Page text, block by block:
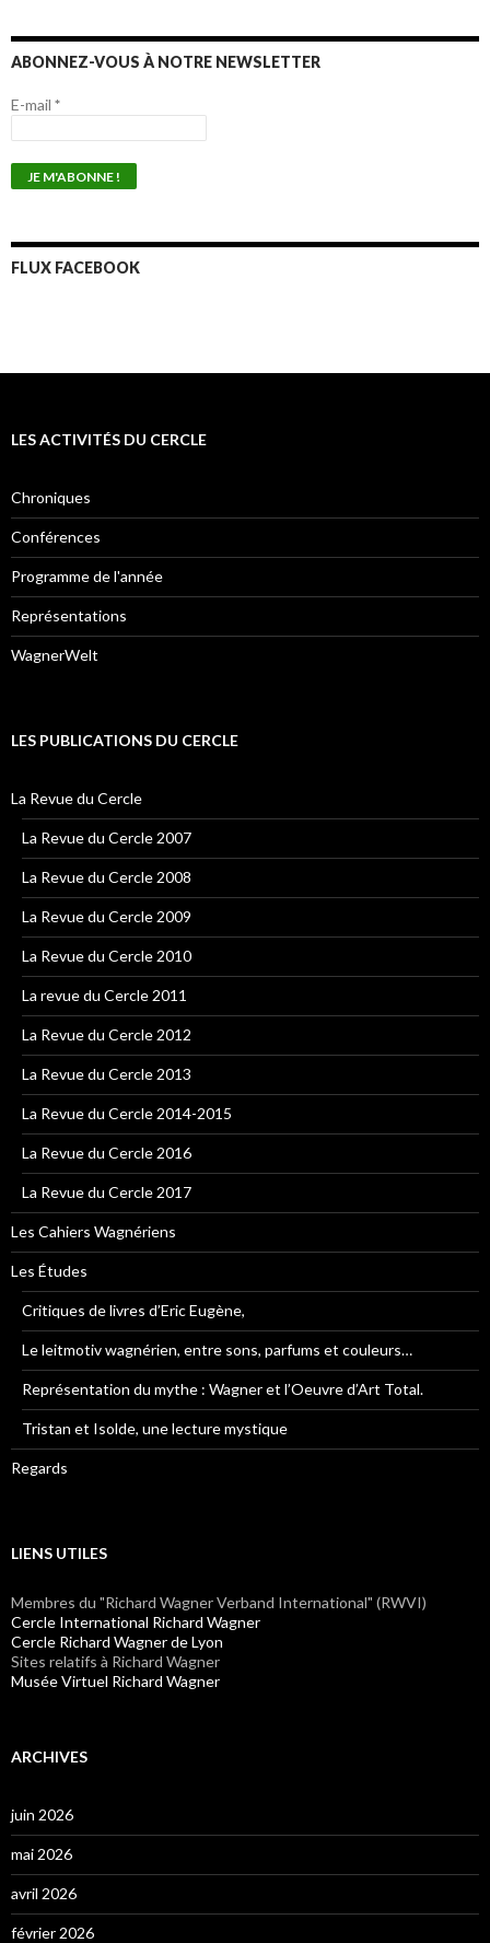
ABONNEZ-VOUS À NOTRE NEWSLETTER
E-mail *
FLUX FACEBOOK
LES ACTIVITÉS DU CERCLE
Chroniques
Conférences
Programme de l'année
Représentations
WagnerWelt
LES PUBLICATIONS DU CERCLE
La Revue du Cercle
La Revue du Cercle 2007
La Revue du Cercle 2008
La Revue du Cercle 2009
La Revue du Cercle 2010
La revue du Cercle 2011
La Revue du Cercle 2012
La Revue du Cercle 2013
La Revue du Cercle 2014-2015
La Revue du Cercle 2016
La Revue du Cercle 2017
Les Cahiers Wagnériens
Les Études
Critiques de livres d’Eric Eugène,
Le leitmotiv wagnérien, entre sons, parfums et couleurs…
Représentation du mythe : Wagner et l’Oeuvre d’Art Total.
Tristan et Isolde, une lecture mystique
Regards
LIENS UTILES
Membres du "Richard Wagner Verband International" (RWVI)
Cercle International Richard Wagner
Cercle Richard Wagner de Lyon
Sites relatifs à Richard Wagner
Musée Virtuel Richard Wagner
ARCHIVES
juin 2026
mai 2026
avril 2026
février 2026